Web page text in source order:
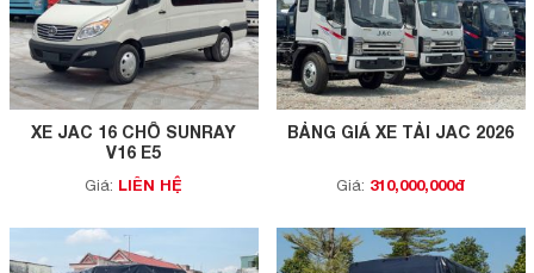
XE JAC 16 CHỖ SUNRAY
V16 E5
Giá: LIÊN HỆ
BẢNG GIÁ XE TẢI JAC 2026
Giá: 310,000,000đ